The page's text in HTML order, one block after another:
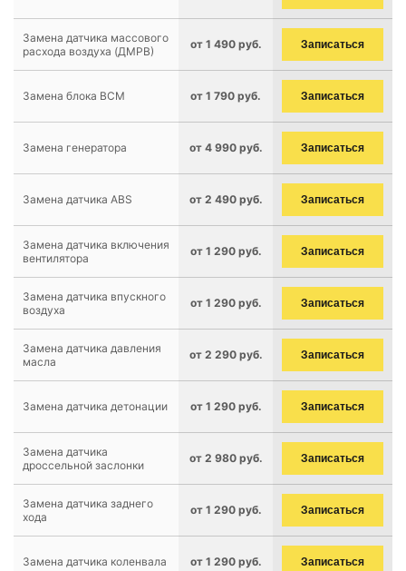
Замена датчика массового
расхода воздуха (ДМРВ)
от 1 490 руб. Записаться
Замена блока BCM от 1 790 руб. Записаться
Замена генератора от 4 990 руб. Записаться
Замена датчика ABS от 2 490 руб. Записаться
Замена датчика включения
вентилятора
от 1 290 руб. Записаться
Замена датчика впускного
воздуха
от 1 290 руб. Записаться
Замена датчика давления
масла
от 2 290 руб. Записаться
Замена датчика детонации от 1 290 руб. Записаться
Замена датчика
дроссельной заслонки
от 2 980 руб. Записаться
Замена датчика заднего
хода
от 1 290 руб. Записаться
Замена датчика коленвала от 1 290 руб. Записаться